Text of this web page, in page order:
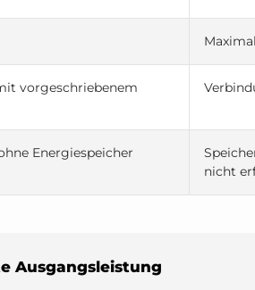
vorgeschriebenem
Energiespeicher
nicht
Ausgangsleistung